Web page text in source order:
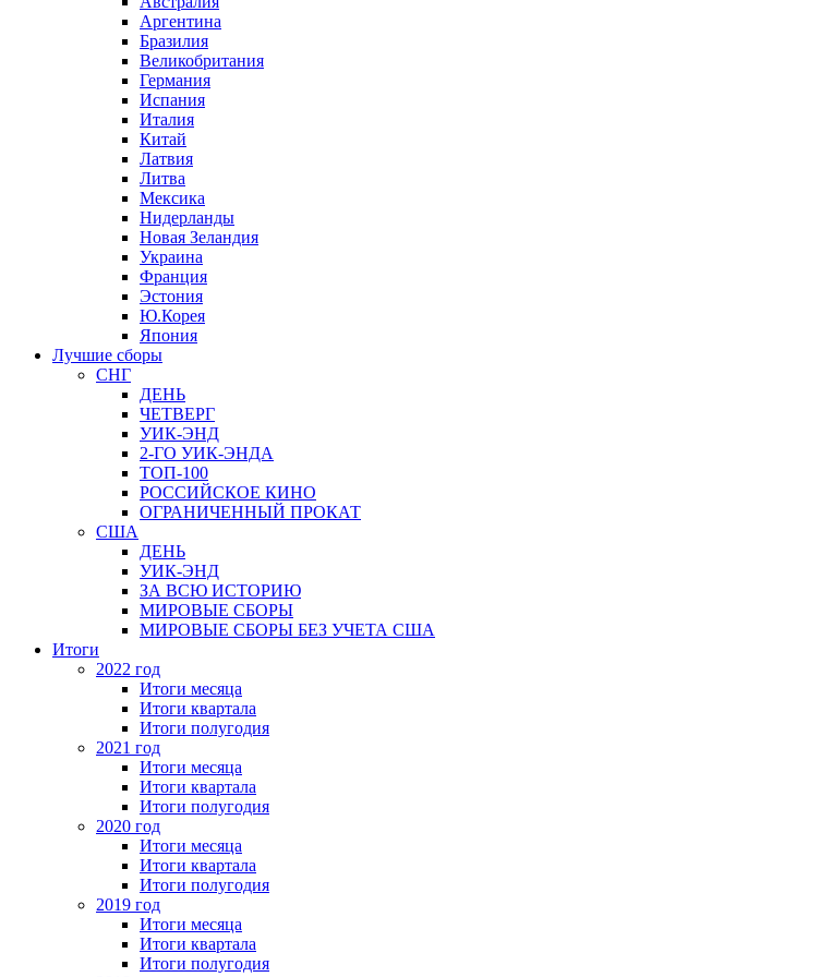
Аргентина
Бразилия
Великобритания
Германия
Испания
Италия
Китай
Латвия
Литва
Мексика
Нидерланды
Новая Зеландия
Украина
Франция
Эстония
Ю.Корея
Япония
Лучшие сборы
СНГ
ДЕНЬ
ЧЕТВЕРГ
УИК-ЭНД
2-ГО УИК-ЭНДА
ТОП-100
РОССИЙСКОЕ КИНО
ОГРАНИЧЕННЫЙ ПРОКАТ
США
ДЕНЬ
УИК-ЭНД
ЗА ВСЮ ИСТОРИЮ
МИРОВЫЕ СБОРЫ
МИРОВЫЕ СБОРЫ БЕЗ УЧЕТА США
Итоги
2022 год
Итоги месяца
Итоги квартала
Итоги полугодия
2021 год
Итоги месяца
Итоги квартала
Итоги полугодия
2020 год
Итоги месяца
Итоги квартала
Итоги полугодия
2019 год
Итоги месяца
Итоги квартала
Итоги полугодия